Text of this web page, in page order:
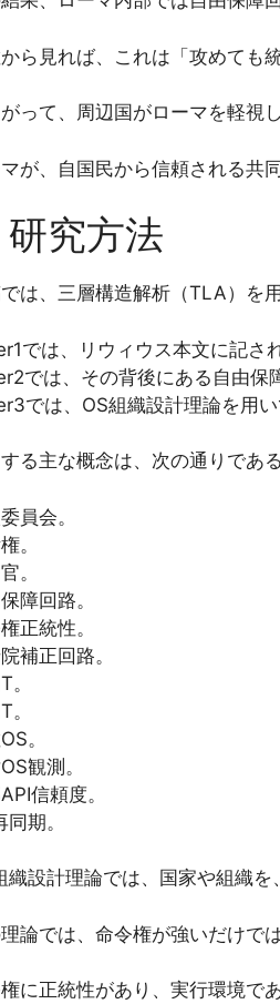
ら見れば、これは「攻めても
がって、周辺国がローマを軽視
が、自国民から信頼される共
究方法
は、三層構造解析（TLA）を
では、リウィウス本文に記さ
では、その背後にある自由保
では、OS組織設計理論を用
る主な概念は、次の通りであ
員会。
。
。
障回路。
正統性。
補正回路。
。
。
。
観測。
信頼度。
同期。
織設計理論では、国家や組織
論では、命令権が強いだけで
に正統性があり、実行環境で